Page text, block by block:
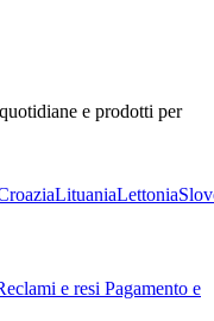
e prodotti per
LituaniaLettonia
e resi Pagamento e